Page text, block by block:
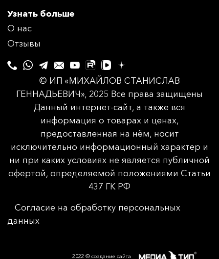
Узнать больше
О нас
Отзывы
© ИП «МИХАЙЛОВ СТАНИСЛАВ
ГЕННАДЬЕВИЧ», 2025 Все права защищены
Данный интернет-сайт, а также вся
информация о товарах и ценах,
предоставленная на нём, носит
исключительно информационный характер и
ни при каких условиях не является публичной
офертой, определяемой положениями Статьи
437 ГК РФ
Согласие на обработку персональных
данных
2022 © создание сайта